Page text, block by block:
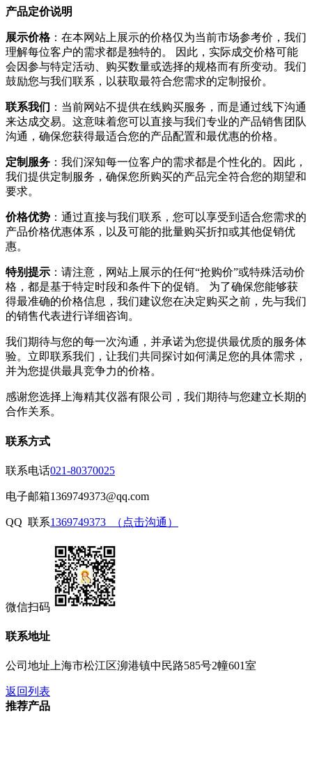
产品定价说明
展示价格：在本网站上展示的价格仅为当前市场参考价，我们
理解每位客户的需求都是独特的。 因此，实际成交价格可能
会因参与特定活动、购买数量或选择的规格而有所变动。我们
鼓励您与我们联系，以获取最符合您需求的定制报价。
联系我们 ：当前网站不提供在线购买服务，而是通过线下沟通
来达成交易。这意味着您可以直接与我们专业的产品销售团队
沟通，确保您获得最适合您的产品配置和最优惠的价格。
定制服务 ：我们深知每一位客户的需求都是个性化的。因此，
我们提供定制服务，确保您所购买的产品完全符合您的期望和
要求。
价格优势 ：通过直接与我们联系，您可以享受到适合您需求的
产品价格优惠体系，以及可能的批量购买折扣或其他促销优
惠。
特别提示 ：请注意，网站上展示的任何“抢购价”或特殊活动价
格，都是基于特定时段和条件下的促销。 为了确保您能够获
得最准确的价格信息，我们建议您在决定购买之前，先与我们
的销售代表进行详细咨询。
我们期待与您的每一次沟通，并承诺为您提供最优质的服务体
验。立即联系我们，让我们共同探讨如何满足您的具体需求，
并为您提供最具竞争力的价格。
感谢您选择上海精其仪器有限公司，我们期待与您建立长期的
合作关系。
联系方式
联系电话021-80370025
电子邮箱1369749373@qq.com
QQ 联系1369749373 （点击沟通）
微信扫码
联系地址
公司地址上海市松江区泖港镇中民路585号2幢601室
返回列表
推荐产品